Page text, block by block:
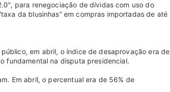
para renegociação de dívidas com uso do
da blusinhas” em compras importadas de até
em abril, o índice de desaprovação era de
fundamental na disputa presidencial.
Em abril, o percentual era de 56% de